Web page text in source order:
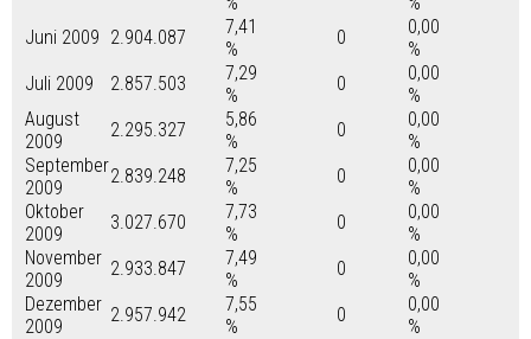
Juni 2009 2.904.087
7,41
%
0
0,00
%
Juli 2009
2.857.503
7,29
%
0
0,00
%
August
2009
2.295.327
5,86
%
0
0,00
%
September
2009
2.839.248
7,25
%
0
0,00
%
Oktober
2009
3.027.670
7,73
%
0
0,00
%
November
2009
2.933.847
7,49
%
0
0,00
%
Dezember
2009
2.957.942
7,55
%
0
0,00
%